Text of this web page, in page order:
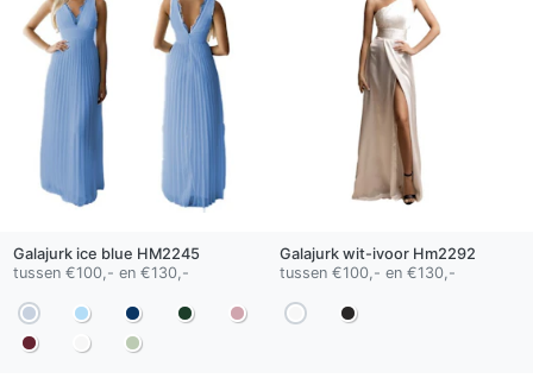
Galajurk ice blue HM2245
tussen €100,- en €130,-
Galajurk wit-ivoorHm2292
tussen €100,- en €130,-